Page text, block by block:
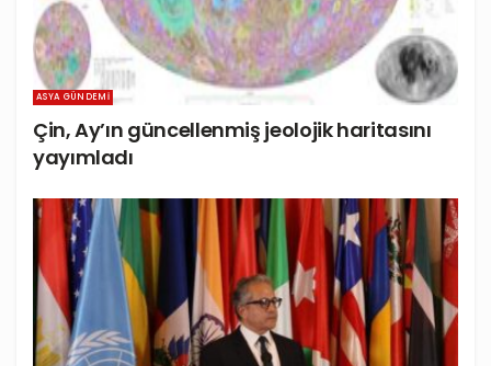
ASYA GÜNDEMI
Çin, Ay’ın güncellenmiş jeolojik haritasını
yayımladı